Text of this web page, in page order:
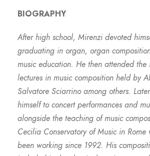
BIOGRAPHY
After high school, Mirenzi devoted
graduating in organ, organ
music education. He then attended the
lectures in music composition held by
Salvatore Sciarrino among others.
himself to concert performances and
alongside the teaching of music
Cecilia Conservatory of Music in Rome
been working since 1992. His